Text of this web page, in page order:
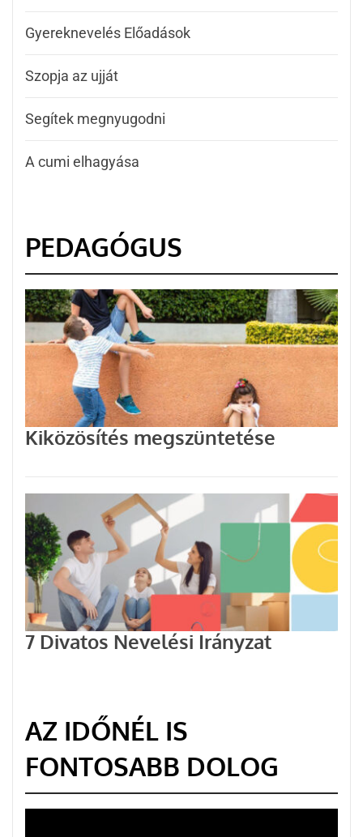
Gyereknevelés Előadások
Szopja az ujját
Segítek megnyugodni
A cumi elhagyása
PEDAGÓGUS
Kiközösítés megszüntetése
7 Divatos Nevelési Irányzat
AZ IDŐNÉL IS
FONTOSABB DOLOG